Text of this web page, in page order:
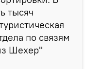
тысяч
по связям
Шехер"